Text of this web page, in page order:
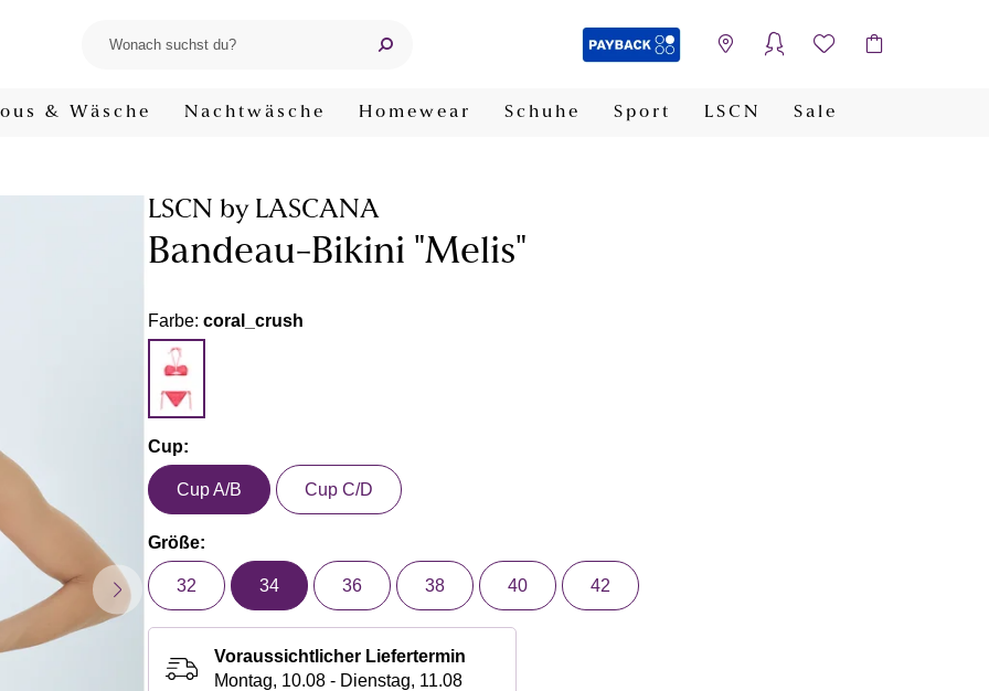
& Wäsche Nachtwäsche Homewear Schuhe Sport LSCN Sale
LSCN by LASCANA
Bandeau-Bikini "Melis"
Farbe: coral_crush
Cup:
Cup A/B Cup C/D
Größe:
32 34 36 38 40 42
Voraussichtlicher Liefertermin
Montag, 10.08 - Dienstag, 11.08